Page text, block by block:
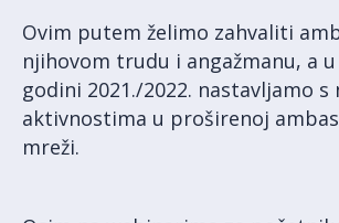
Ovim putem želimo zahvaliti
njihovom trudu i angažmanu, a
godini 2021./2022. nastavljamo s
aktivnostima u proširenoj
mreži.